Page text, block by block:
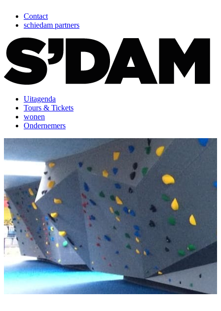
Contact
schiedam partners
Uitagenda
Tours & Tickets
wonen
Ondernemers